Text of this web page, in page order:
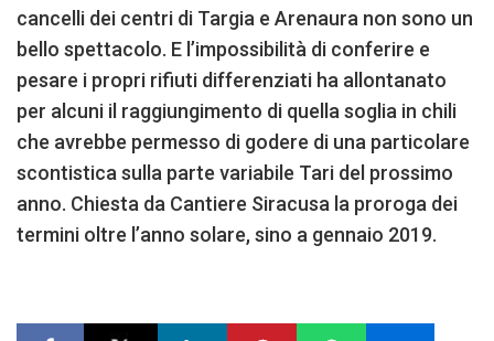
cancelli dei centri di Targia e Arenaura non sono un
bello spettacolo. E l’impossibilità di conferire e
pesare i propri rifiuti differenziati ha allontanato
per alcuni il raggiungimento di quella soglia in chili
che avrebbe permesso di godere di una particolare
scontistica sulla parte variabile Tari del prossimo
anno. Chiesta da Cantiere Siracusa la proroga dei
termini oltre l’anno solare, sino a gennaio 2019.